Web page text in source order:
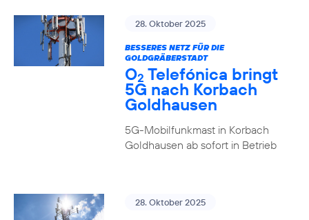
28. Oktober 2025
BESSERES NETZ FÜR DIE
GOLDGRÄBERSTADT
O2 Telefónica bringt
5G nach Korbach
Goldhausen
5G-Mobilfunkmast in Korbach
Goldhausen ab sofort in Betrieb
28. Oktober 2025